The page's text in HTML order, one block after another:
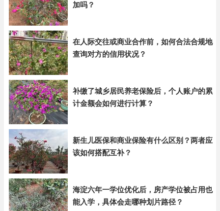
加吗？
在人际交往或商业合作前，如何合法合规地
查询对方的信用状况？
补缴了城乡居民养老保险后，个人账户的累
计金额会如何进行计算？
新生儿医保和商业保险有什么区别？两者应
该如何搭配互补？
海淀六年一学位优化后，房产学位被占用也
能入学，具体会走哪种划片路径？